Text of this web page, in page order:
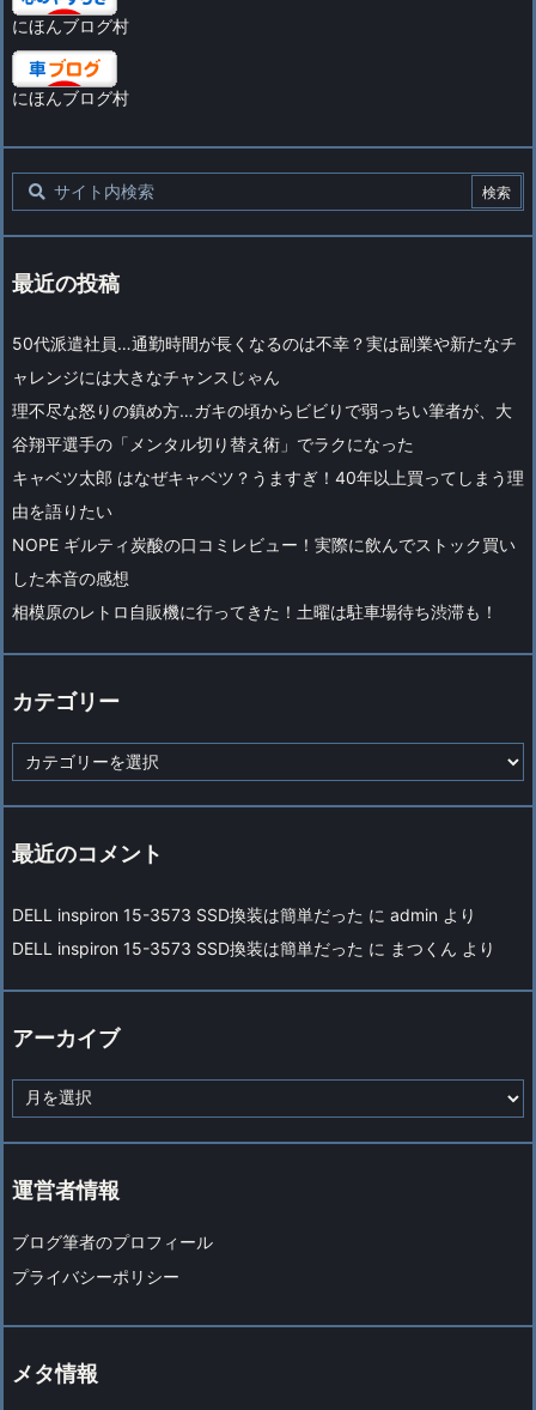
にほんブログ村
にほんブログ村
最近の投稿
50代派遣社員…通勤時間が長くなるのは不幸？実は副業や新たなチ
ャレンジには大きなチャンスじゃん
理不尽な怒りの鎮め方…ガキの頃からビビりで弱っちい筆者が、大
谷翔平選手の「メンタル切り替え術」でラクになった
キャベツ太郎 はなぜキャベツ？うますぎ！40年以上買ってしまう理
由を語りたい
NOPE ギルティ炭酸の口コミレビュー！実際に飲んでストック買い
した本音の感想
相模原のレトロ自販機に行ってきた！土曜は駐車場待ち渋滞も！
カテゴリー
テ
ー
最近のコメント
DELL inspiron 15-3573 SSD換装は簡単だった に admin より
DELL inspiron 15-3573 SSD換装は簡単だった に まつくん より
アーカイブ
ー
ブ
運営者情報
ブログ筆者のプロフィール
プライバシーポリシー
メタ情報